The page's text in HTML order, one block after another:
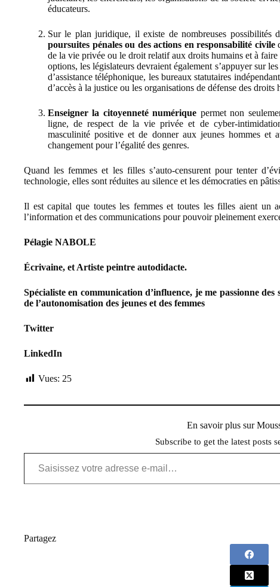
éducateurs.
Sur le plan juridique, il existe de nombreuses possibilités
poursuites pénales ou des actions en responsabilité civile
de la vie privée ou le droit relatif aux droits humains et à
options, les législateurs devraient également s’appuyer sur
d’assistance téléphonique, les bureaux statutaires
d’accès à la justice ou les organisations de défense des droits
Enseigner la citoyenneté numérique permet non
ligne, de respect de la vie privée et de cyber-
masculinité positive et de donner aux jeunes hommes et
changement pour l’égalité des genres.
Quand les femmes et les filles s’auto-censurent pour tenter
technologie, elles sont réduites au silence et les démocraties en
Il est capital que toutes les femmes et toutes les filles aient un
l’information et des communications pour pouvoir pleinement
Pélagie NABOLE
Écrivaine, et Artiste peintre autodidacte.
Spécialiste en communication d’influence, je me passionne
de l’autonomisation des jeunes et des femmes
Twitter
LinkedIn
Vues: 25
En savoir plus sur
Subscribe to get the latest posts
Saisissez votre adresse e-mail…
Partagez